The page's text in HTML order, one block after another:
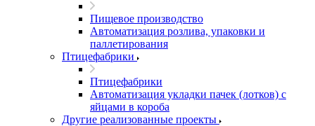
Пищевое производство
Автоматизация розлива, упаковки и
паллетирования
Птицефабрики
Птицефабрики
Автоматизация укладки пачек (лотков) с
яйцами в короба
Другие реализованные проекты